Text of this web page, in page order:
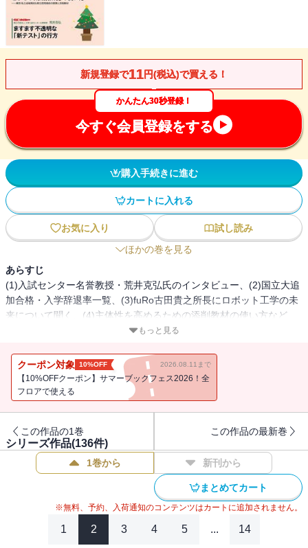
新規登録で11円(税込)で買える！
かんたん30秒登録！
今すぐ会員登録をする
購入手続きに進む
カートに入れる
お気に入り
試し読み
ほかの巻を見る
あらすじ
(1)入試センター名誉教授・荒井克弘氏のインタビュー、(2)国立大追
加合格・入学辞退率一覧、(3)fuRo古田貴之所長にロボット工学の未
来について聞く、(4)主体性を高めるための添削教材の使い方など、
読んで役に立つ情報をコンパクトにまとめて提供します
もっと見る
クーポン対象 10%OFF 2026.08.11まで
【10%OFFクーポン】サマーブックフェス2026！全
フロアで使える
この作品の1巻 この作品の最新巻
シリーズ作品(136件)
1巻から 新刊から
まとめてカート
※無料、予約、入荷通知のコンテンツはカートに追加されません。
1 2 3 4 5 ... 14